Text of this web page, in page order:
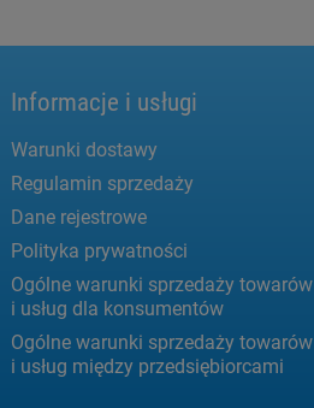
Informacje i usługi
Warunki dostawy
Regulamin sprzedaży
Dane rejestrowe
Polityka prywatności
Ogólne warunki sprzedaży towarów
i usług dla konsumentów
Ogólne warunki sprzedaży towarów
i usług między przedsiębiorcami